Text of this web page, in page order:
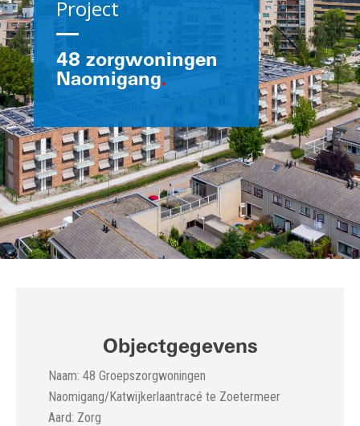
48 zorgwoningen
Naomigang.
Project
Objectgegevens
Naam: 48 Groepszorgwoningen
Naomigang/Katwijkerlaantracé te Zoetermeer
Aard: Zorg